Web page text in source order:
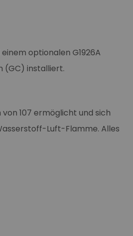
optionalen G1926A
(GC) installiert.
107 ermöglicht und sich
Luft-Flamme. Alles